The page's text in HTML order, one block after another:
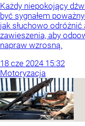
Każdy niepokojący
być sygnałem
jak słuchowo
zawieszenia, aby
napraw wzrosną.
18 cze 2024 15:32
Motoryzacja